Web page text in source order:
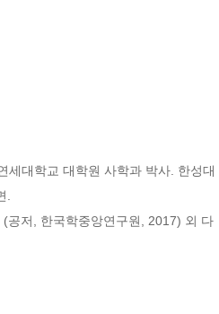
세대학교 대학원 사학과 박사. 한성대
공저, 한국학중앙연구원, 2017) 외 다